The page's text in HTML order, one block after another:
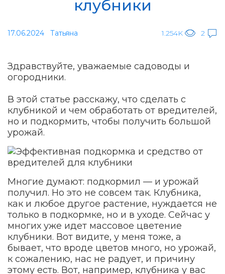
клубники
17.06.2024 Татьяна 1.254K 2
Здравствуйте, уважаемые садоводы и
огородники.
В этой статье расскажу, что сделать с
клубникой и чем обработать от вредителей,
но и подкормить, чтобы получить большой
урожай.
Многие думают: подкормил — и урожай
получил. Но это не совсем так. Клубника,
как и любое другое растение, нуждается не
только в подкормке, но и в уходе. Сейчас у
многих уже идет массовое цветение
клубники. Вот видите, у меня тоже, а
бывает, что вроде цветов много, но урожай,
к сожалению, нас не радует, и причину
этому есть. Вот, например, клубника у вас